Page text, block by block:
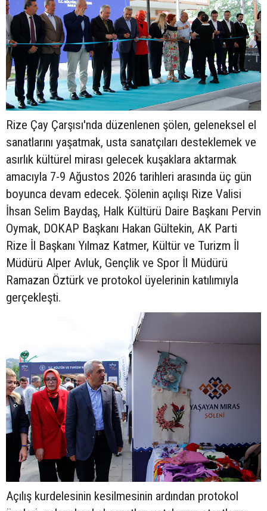
Rize Çay Çarşısı'nda düzenlenen şölen, geleneksel el
sanatlarını yaşatmak, usta sanatçıları desteklemek ve
asırlık kültürel mirası gelecek kuşaklara aktarmak
amacıyla 7-9 Ağustos 2026 tarihleri arasında üç gün
boyunca devam edecek. Şölenin açılışı Rize Valisi
İhsan Selim Baydaş, Halk Kültürü Daire Başkanı Pervin
Oymak, DOKAP Başkanı Hakan Gültekin, AK Parti
Rize İl Başkanı Yılmaz Katmer, Kültür ve Turizm İl
Müdürü Alper Avluk, Gençlik ve Spor İl Müdürü
Ramazan Öztürk ve protokol üyelerinin katılımıyla
gerçekleşti.
Açılış kurdelesinin kesilmesinin ardından protokol